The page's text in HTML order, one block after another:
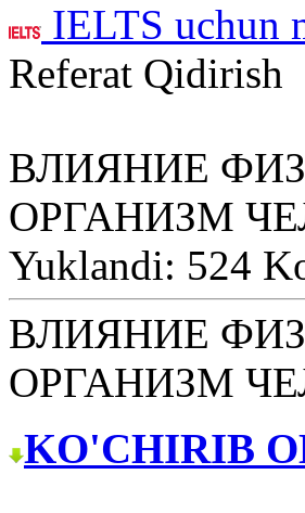
IELTS uchun
Referat Qidirish
ВЛИЯНИЕ
ОРГАНИЗМ
Yuklandi: 524
ВЛИЯНИЕ
ОРГАНИЗМ
KO'CHIRIB